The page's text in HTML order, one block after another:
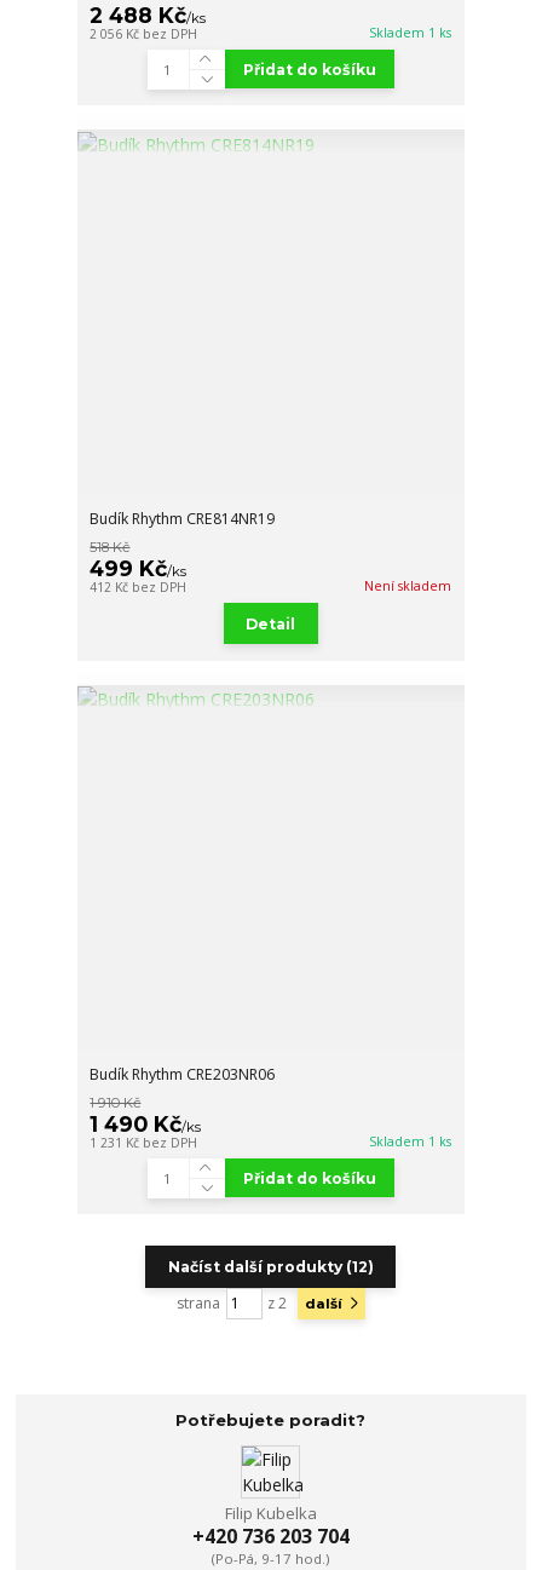
2 488 Kč/ks
2 056 Kč bez DPH Skladem 1 ks
Přidat do košíku
Budík Rhythm CRE814NR19
518 Kč
499 Kč/ks
412 Kč bez DPH Není skladem
Detail
Budík Rhythm CRE203NR06
1 910 Kč
1 490 Kč/ks
1 231 Kč bez DPH Skladem 1 ks
Přidat do košíku
Načíst další produkty (12)
strana z 2 další
Potřebujete poradit?
Filip Kubelka
+420 736 203 704
(Po-Pá, 9-17 hod.)